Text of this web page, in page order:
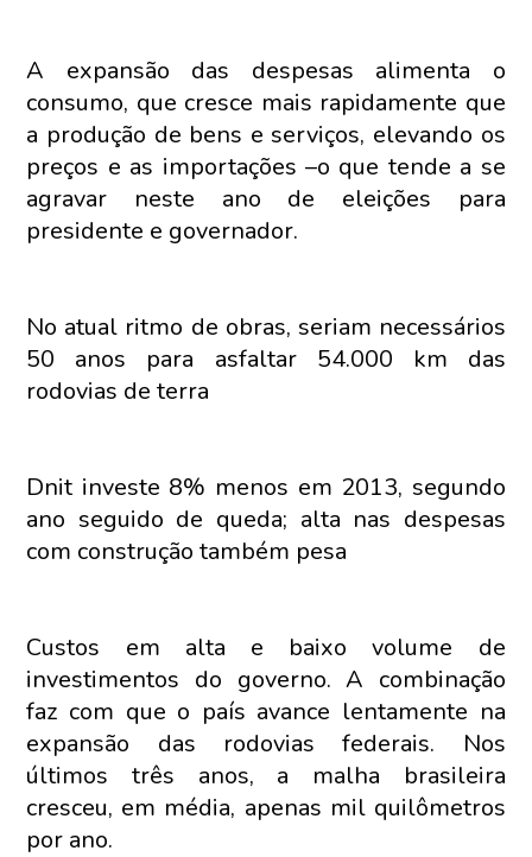
A expansão das despesas alimenta o
consumo, que cresce mais rapidamente que
a produção de bens e serviços, elevando os
preços e as importações –o que tende a se
agravar neste ano de eleições para
presidente e governador.
No atual ritmo de obras, seriam necessários
50 anos para asfaltar 54.000 km das
rodovias de terra
Dnit investe 8% menos em 2013, segundo
ano seguido de queda; alta nas despesas
com construção também pesa
Custos em alta e baixo volume de
investimentos do governo. A combinação
faz com que o país avance lentamente na
expansão das rodovias federais. Nos
últimos três anos, a malha brasileira
cresceu, em média, apenas mil quilômetros
por ano.